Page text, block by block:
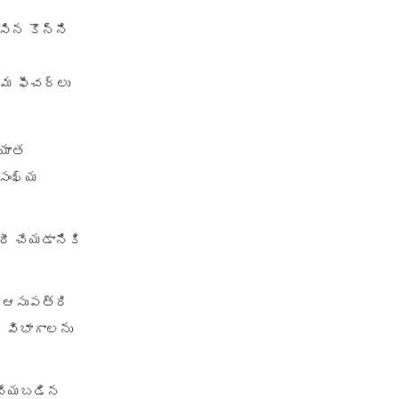
కొన్ని
ఫీచర్లు
చేయడానికి
విభాగాలను